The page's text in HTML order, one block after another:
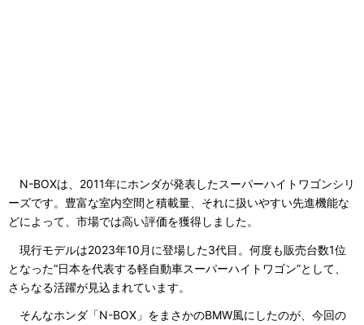
N-BOXは、2011年にホンダが発表したスーパーハイトワゴンシリ
ーズです。豊富な室内空間と積載量、それに扱いやすい先進機能な
どによって、市場では高い評価を獲得しました。
現行モデルは2023年10月に登場した3代目。何度も販売台数1位
となった“日本を代表する軽自動車スーパーハイトワゴン”として、
さらなる活躍が見込まれています。
そんなホンダ「N-BOX」をまさかのBMW風にしたのが、今回の